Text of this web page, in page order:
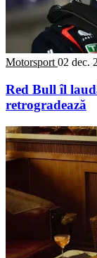
Motorsport02 dec.
Red Bull îl
retrogradează